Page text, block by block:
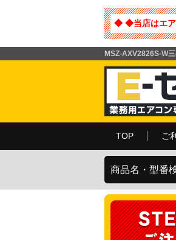
◆ ◆当店はエア
MSZ-AXV2826S-W
TOP ご
商品名・型番